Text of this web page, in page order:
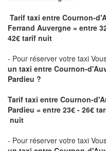
Tarif taxi entre Cournon-
Ferrand Auvergne = entre
42€ tarif nuit
- Pour réserver votre taxi
un taxi entre Cournon-
Pardieu ?
Tarif taxi entre Cournon-
Pardieu = entre 23€ - 26€
nuit
- Pour réserver votre taxi